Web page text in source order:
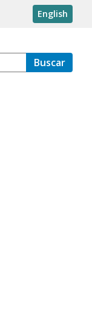
English
Buscar